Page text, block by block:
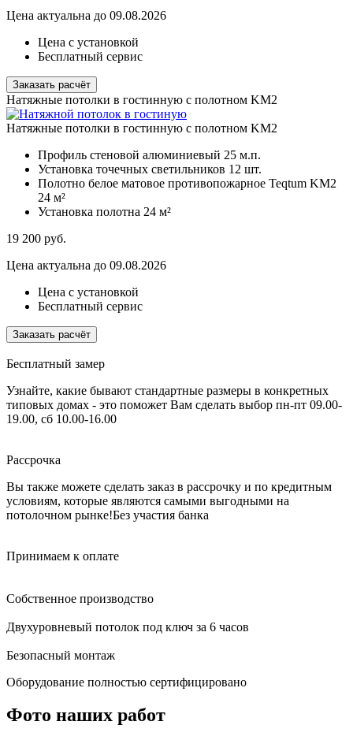
Цена актуальна до 09.08.2026
Цена с установкой
Бесплатный сервис
Заказать расчёт
Натяжные потолки в гостинную с полотном KM2
Натяжные потолки в гостинную с полотном KM2
Профиль стеновой алюминиевый 25 м.п.
Установка точечных светильников 12 шт.
Полотно белое матовое противопожарное Teqtum KM2
24 м²
Установка полотна 24 м²
19 200 руб.
Цена актуальна до 09.08.2026
Цена с установкой
Бесплатный сервис
Заказать расчёт
Бесплатный замер
Узнайте, какие бывают стандартные размеры в конкретных
типовых домах - это поможет Вам сделать выбор пн-пт 09.00-
19.00, сб 10.00-16.00
Рассрочка
Вы также можете сделать заказ в рассрочку и по кредитным
условиям, которые являются самыми выгодными на
потолочном рынке!Без участия банка
Принимаем к оплате
Собственное производство
Двухуровневый потолок под ключ за 6 часов
Безопасный монтаж
Оборудование полностью сертифицировано
Фото наших работ